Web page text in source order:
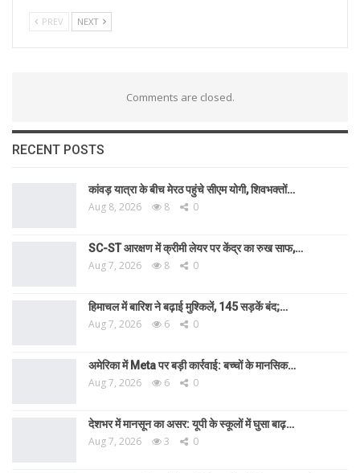
PREV NEXT
Comments are closed.
RECENT POSTS
कांवड़ यात्रा के बीच मेरठ पहुंचे सीएम योगी, शिवभक्तों…
Aug 8, 2026 8 0
SC-ST आरक्षण में क्रीमी लेयर पर केंद्र का रुख साफ,…
Aug 7, 2026 8 0
हिमाचल में बारिश ने बढ़ाई मुश्किलें, 145 सड़कें बंद;…
Aug 7, 2026 6 0
अमेरिका में Meta पर बड़ी कार्रवाई: बच्चों के मानसिक…
Aug 7, 2026 6 0
देशभर में मानसून का असर: यूपी के स्कूलों में घुसा बाढ़…
Aug 7, 2026 3 0